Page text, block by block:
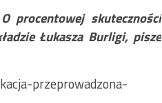
procentowej skuteczności
Łukasza Burligi, pisze
przeprowadzona-